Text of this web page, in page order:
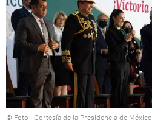
© Foto : Cortesía de la Presidencia de México